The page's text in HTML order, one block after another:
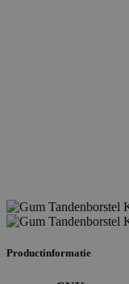
Productinformatie